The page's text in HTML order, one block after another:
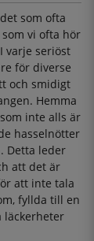
som ofta
vi ofta hör
varje seriöst
för diverse
och smidigt
Hemma
inte alls är
hasselnötter
Detta leder
att det är
att inte tala
fyllda till en
läckerheter